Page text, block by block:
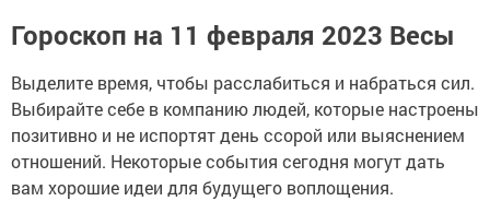
Гороскоп на 11 февраля 2023 Весы
Выделите время, чтобы расслабиться и набраться сил.
Выбирайте себе в компанию людей, которые настроены
позитивно и не испортят день ссорой или выяснением
отношений. Некоторые события сегодня могут дать
вам хорошие идеи для будущего воплощения.